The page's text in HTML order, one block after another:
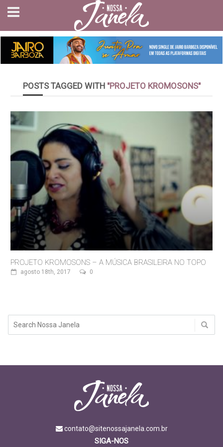
POSTS TAGGED WITH "PROJETO KROMOSONS"
PROJETO KROMOSONS – A MÚSICA BRASILEIRA NO TOPO
agosto 18th, 2017 0
contato@sitenossajanela.com.br
SIGA-NOS